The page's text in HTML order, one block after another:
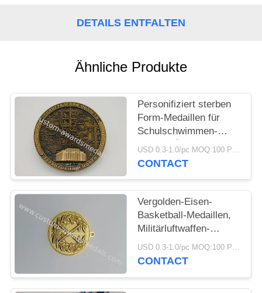
PRIVACY
POLICY
DETAILS ENTFALTEN
Ähnliche Produkte
Personifiziert sterben
Form-Medaillen für
Schulschwimmen-
Antiken-Überzug
USD 0.3-1.0/pc MOQ:100 PC pro Entwurf
CONTACT
Vergolden-Eisen-
Basketball-Medaillen,
Militärluftwaffen-
Medaillen-Messing
gestempelt
USD 0.3-1.0/pc MOQ:100 PC pro Entwurf
CONTACT